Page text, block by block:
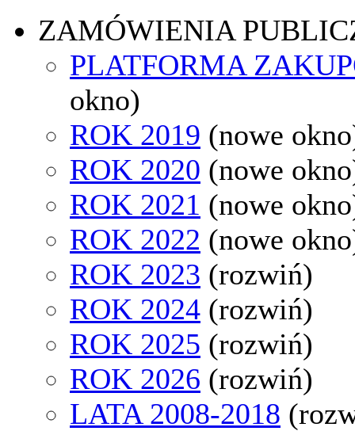
ZAMÓWIENIA
PLATFORMA
okno)
ROK 2019 (nowe
ROK 2020 (nowe
ROK 2021 (nowe
ROK 2022 (nowe
ROK 2023 (rozwiń)
ROK 2024 (rozwiń)
ROK 2025 (rozwiń)
ROK 2026 (rozwiń)
LATA 2008-2018